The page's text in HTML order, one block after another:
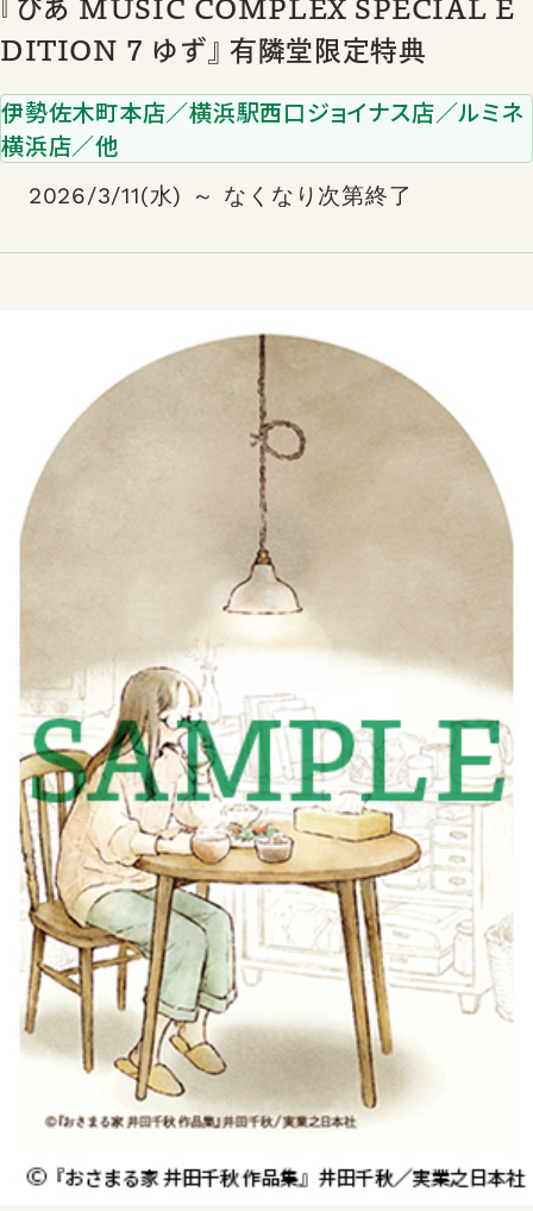
『ぴあ MUSIC COMPLEX SPECIAL E
DITION 7 ゆず』 有隣堂限定特典
伊勢佐木町本店／横浜駅西口ジョイナス店／ルミネ
横浜店／他
2026/3/11(水) ～ なくなり次第終了